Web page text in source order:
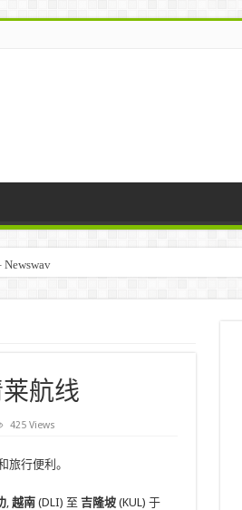
航线
425 Views
行便利。
, 越南(DLI) 至 吉隆坡(KUL) 于